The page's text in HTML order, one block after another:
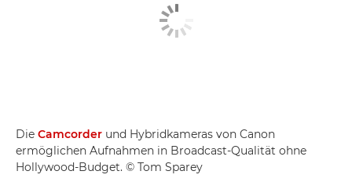
Die Camcorder und Hybridkameras von Canon
ermöglichen Aufnahmen in Broadcast-Qualität ohne
Hollywood-Budget. © Tom Sparey